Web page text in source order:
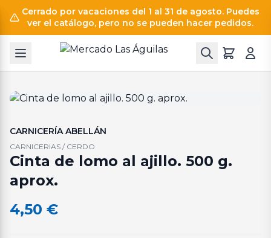
Cerrado por vacaciones del 1 al 31 de agosto. Puedes
ver el catálogo, pero no se pueden hacer pedidos.
CARNICERÍA ABELLÁN
CARNICERIAS / CERDO
Cinta de lomo al ajillo. 500 g.
aprox.
4,50 €